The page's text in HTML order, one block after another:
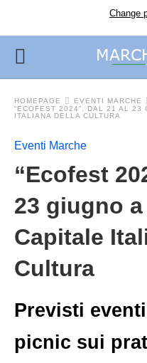
Change
HOMEPAGE
EVENTI MARCHE
“ECOFEST 2024”, DAL 21 AL 23
ITALIANA DELLA CULTURA
Eventi Marche
“Ecofest
23 giugno
Capitale
Cultura
Previsti
picnic sui